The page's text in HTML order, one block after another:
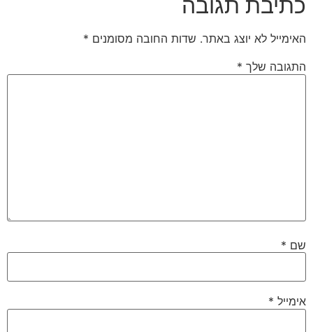
כתיבת תגובה
האימייל לא יוצג באתר. שדות החובה מסומנים *
התגובה שלך *
שם *
אימייל *